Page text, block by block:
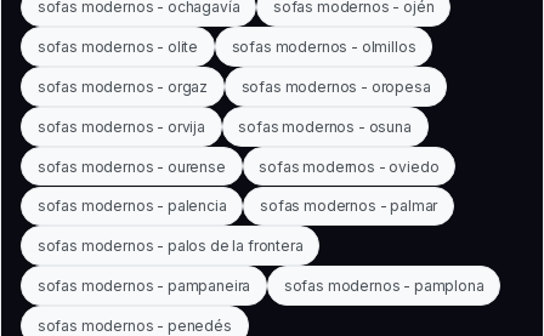
sofas modernos - ochagavía sofas modernos - ojén
sofas modernos - olite sofas modernos - olmillos
sofas modernos - orgaz sofas modernos - oropesa
sofas modernos - orvija sofas modernos - osuna
sofas modernos - ourense sofas modernos - oviedo
sofas modernos - palencia sofas modernos - palmar
sofas modernos - palos de la frontera
sofas modernos - pampaneira sofas modernos - pamplona
sofas modernos - penedés